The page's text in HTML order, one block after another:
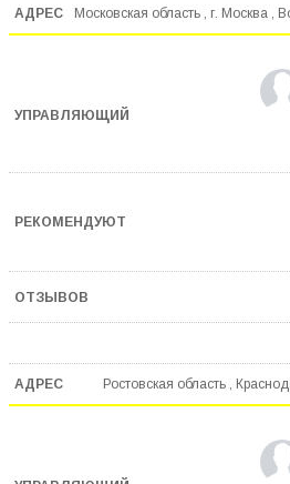
Московская область , г. Москва ,
Ростовская область ,